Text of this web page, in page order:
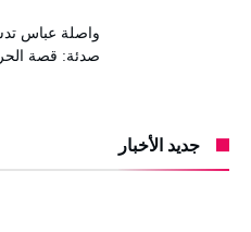
واصلة عباس
صدئة: قصة
جديد الأخبار